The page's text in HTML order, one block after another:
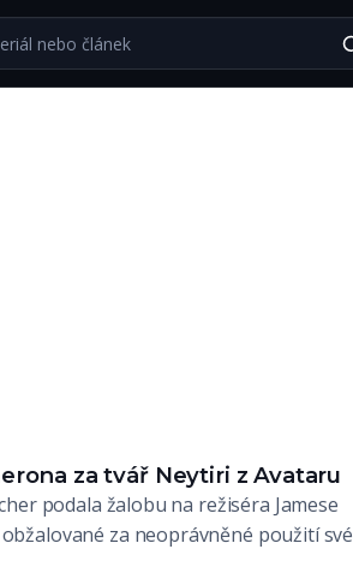
za tvář Neytiri z Avataru
podala žalobu na režiséra Jamese
za neoprávněné použití své